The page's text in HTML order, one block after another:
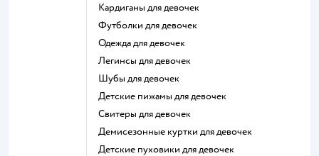
Кардиганы для девочек
Футболки для девочек
Одежда для девочек
Легинсы для девочек
Шубы для девочек
Детские пижамы для девочек
Свитеры для девочек
Демисезонные куртки для девочек
Детские пуховики для девочек